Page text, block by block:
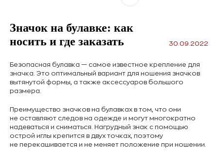
Значок на булавке: как
носить и где заказать
30.09.2022
Безопасная булавка — самое известное крепление для
значка. Это оптимальный вариант для ношения значков
вытянутой формы, а также аксессуаров большого
размера.
Преимущество значков на булавках в том, что они
не оставляют следов на одежде и могут многократно
надеваться и сниматься. Нагрудный знак с помощью
острой иглы крепится в двух точках, поэтому
не перекашивается и не меняет положение при ношении.